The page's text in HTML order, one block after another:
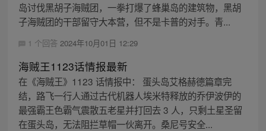
岛讨伐黑胡子海贼团，一拳打爆了蜂巢岛的建筑物，黑胡
子海贼团的干部留守大本营，但不是卡普的对手。青...
1 个回答 2024年10月01日 12:29
海贼王1123话情报最新
在《海贼王》1123 话情报中： 蛋头岛艾格赫德篇章完
结，路飞一行人通过古代机器人埃米特释放的乔伊波伊的
最强霸王色霸气震散五老星并打回去 3 人，只剩土星圣留
在蛋头岛，无法阻拦草帽一伙离开。桑尼号安全...